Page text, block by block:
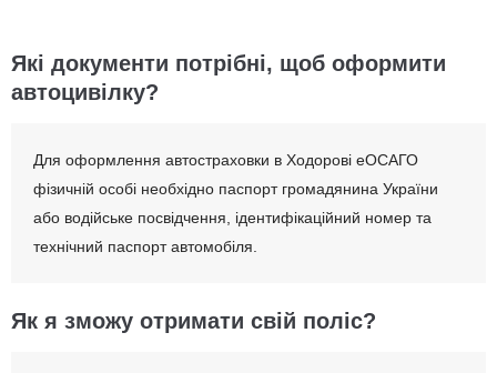
Які документи потрібні, щоб оформити
автоцивілку?
Для оформлення автостраховки в Ходорові еОСАГО
фізичній особі необхідно паспорт громадянина України
або водійське посвідчення, ідентифікаційний номер та
технічний паспорт автомобіля.
Як я зможу отримати свій поліс?